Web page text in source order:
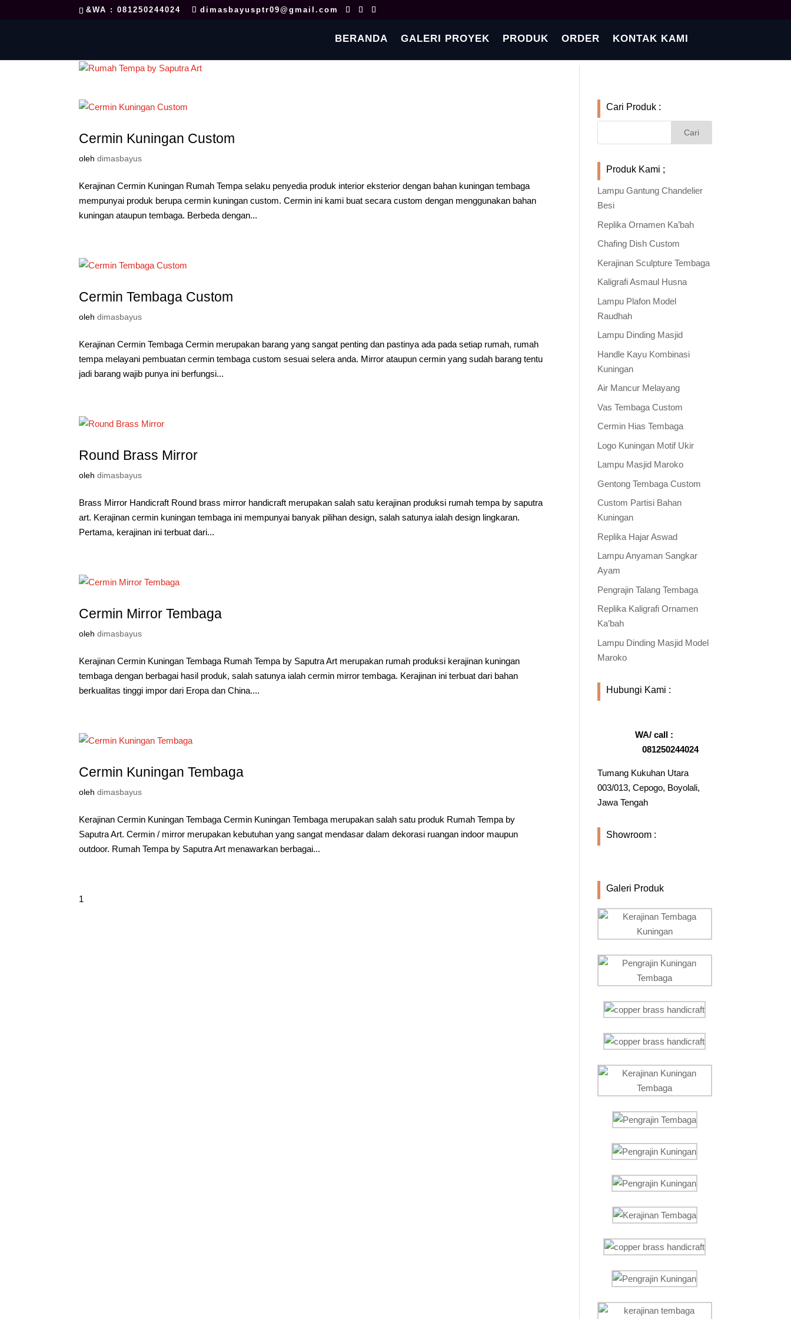
&WA : 081250244024 dimasbayusptr09@gmail.com
BERANDA GALERI PROYEK PRODUK ORDER KONTAK KAMI
Cermin Kuningan Custom
olehdimasbayus
Kerajinan Cermin Kuningan Rumah Tempa selaku penyedia produk interior eksterior dengan bahan kuningan tembaga
mempunyai produk berupa cermin kuningan custom. Cermin ini kami buat secara custom dengan menggunakan bahan
kuningan ataupun tembaga. Berbeda dengan...
Cermin Tembaga Custom
olehdimasbayus
Kerajinan Cermin Tembaga Cermin merupakan barang yang sangat penting dan pastinya ada pada setiap rumah, rumah
tempa melayani pembuatan cermin tembaga custom sesuai selera anda. Mirror ataupun cermin yang sudah barang tentu
jadi barang wajib punya ini berfungsi...
Round Brass Mirror
olehdimasbayus
Brass Mirror Handicraft Round brass mirror handicraft merupakan salah satu kerajinan produksi rumah tempa by saputra
art. Kerajinan cermin kuningan tembaga ini mempunyai banyak pilihan design, salah satunya ialah design lingkaran.
Pertama, kerajinan ini terbuat dari...
Cermin Mirror Tembaga
olehdimasbayus
Kerajinan Cermin Kuningan Tembaga Rumah Tempa by Saputra Art merupakan rumah produksi kerajinan kuningan
tembaga dengan berbagai hasil produk, salah satunya ialah cermin mirror tembaga. Kerajinan ini terbuat dari bahan
berkualitas tinggi impor dari Eropa dan China....
Cermin Kuningan Tembaga
olehdimasbayus
Kerajinan Cermin Kuningan Tembaga Cermin Kuningan Tembaga merupakan salah satu produk Rumah Tempa by
Saputra Art. Cermin / mirror merupakan kebutuhan yang sangat mendasar dalam dekorasi ruangan indoor maupun
outdoor. Rumah Tempa by Saputra Art menawarkan berbagai...
1
Cari Produk :
Produk Kami ;
Lampu Gantung Chandelier
Besi
Replika Ornamen Ka’bah
Chafing Dish Custom
Kerajinan Sculpture Tembaga
Kaligrafi Asmaul Husna
Lampu Plafon Model
Raudhah
Lampu Dinding Masjid
Handle Kayu Kombinasi
Kuningan
Air Mancur Melayang
Vas Tembaga Custom
Cermin Hias Tembaga
Logo Kuningan Motif Ukir
Lampu Masjid Maroko
Gentong Tembaga Custom
Custom Partisi Bahan
Kuningan
Replika Hajar Aswad
Lampu Anyaman Sangkar
Ayam
Pengrajin Talang Tembaga
Replika Kaligrafi Ornamen
Ka’bah
Lampu Dinding Masjid Model
Maroko
Hubungi Kami :
WA/ call :
081250244024
Tumang Kukuhan Utara
003/013, Cepogo, Boyolali,
Jawa Tengah
Showroom :
Galeri Produk